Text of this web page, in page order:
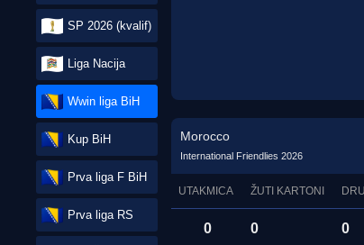
SP 2026 (kvalif)
Liga Nacija
Wwin liga BiH
Kup BiH
Prva liga F BiH
Prva liga RS
Morocco
International Friendlies 2026
UTAKMICA ŽUTI KARTONI
0 0 0